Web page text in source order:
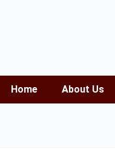
Home About Us